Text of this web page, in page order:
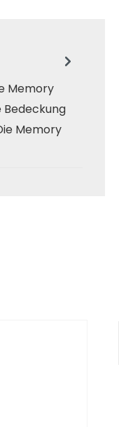
Memory
Bedeckung
Memory